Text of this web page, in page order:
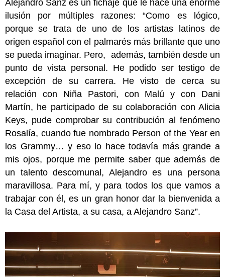
Alejandro Sanz es un fichaje que le hace una enorme
ilusión por múltiples razones: “Como es lógico,
porque se trata de uno de los artistas latinos de
origen español con el palmarés más brillante que uno
se pueda imaginar. Pero, además, también desde un
punto de vista personal. He podido ser testigo de
excepción de su carrera. He visto de cerca su
relación con Niña Pastori, con Malú y con Dani
Martín, he participado de su colaboración con Alicia
Keys, pude comprobar su contribución al fenómeno
Rosalía, cuando fue nombrado Person of the Year en
los Grammy… y eso lo hace todavía más grande a
mis ojos, porque me permite saber que además de
un talento descomunal, Alejandro es una persona
maravillosa. Para mí, y para todos los que vamos a
trabajar con él, es un gran honor dar la bienvenida a
la Casa del Artista, a su casa, a Alejandro Sanz”.